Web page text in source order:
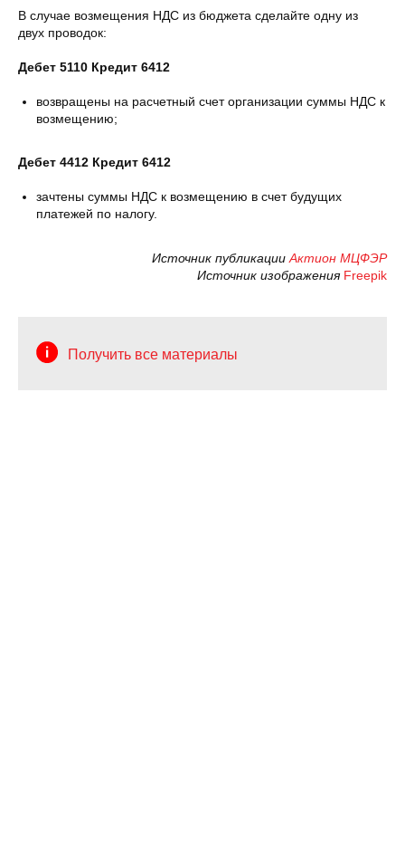
В случае возмещения НДС из бюджета сделайте одну из
двух проводок:
Дебет 5110 Кредит 6412
возвращены на расчетный счет организации суммы НДС к
возмещению;
Дебет 4412 Кредит 6412
зачтены суммы НДС к возмещению в счет будущих
платежей по налогу.
Источник публикации Актион МЦФЭР
Источник изображения Freepik
Получить все материалы